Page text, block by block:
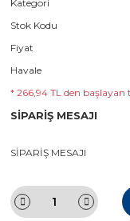
Kategori
Stok Kodu
Fiyat
Havale
* 266,94 TL den başlayan
SİPARİŞ MESAJI
SİPARİŞ MESAJI